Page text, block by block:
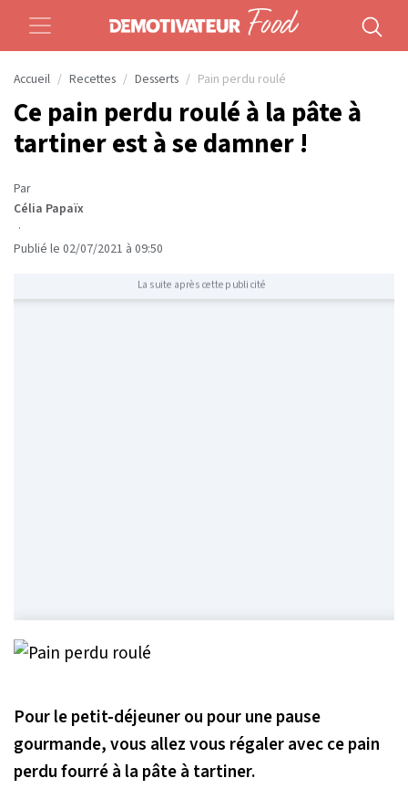
Accueil Recettes Desserts Pain perdu roulé
Ce pain perdu roulé à la pâte à
tartiner est à se damner !
Par
Célia Papaïx
·
Publié le 02/07/2021 à 09:50
La suite après cette publicité
Pour le petit-déjeuner ou pour une pause
gourmande, vous allez vous régaler avec ce pain
perdu fourré à la pâte à tartiner.